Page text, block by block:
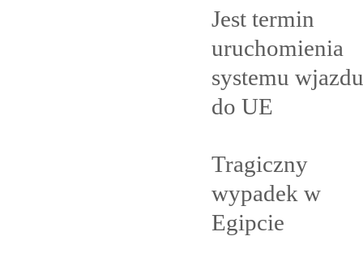
Jest termin
uruchomienia
systemu wjazdu
do UE
Tragiczny
wypadek w
Egipcie